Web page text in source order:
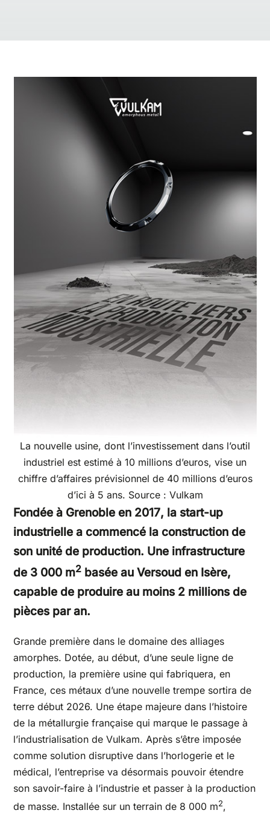
La nouvelle usine, dont l’investissement dans l’outil
industriel est estimé à 10 millions d’euros, vise un
chiffre d’affaires prévisionnel de 40 millions d’euros
d’ici à 5 ans. Source : Vulkam
Fondée à Grenoble en 2017, la start-up
industrielle a commencé la construction de
son unité de production. Une infrastructure
de 3 000 m2 basée au Versoud en Isère,
capable de produire au moins 2 millions de
pièces par an.
Grande première dans le domaine des alliages
amorphes. Dotée, au début, d’une seule ligne de
production, la première usine qui fabriquera, en
France, ces métaux d’une nouvelle trempe sortira de
terre début 2026. Une étape majeure dans l’histoire
de la métallurgie française qui marque le passage à
l’industrialisation de Vulkam. Après s’être imposée
comme solution disruptive dans l’horlogerie et le
médical, l’entreprise va désormais pouvoir étendre
son savoir-faire à l’industrie et passer à la production
de masse. Installée sur un terrain de 8 000 m2,